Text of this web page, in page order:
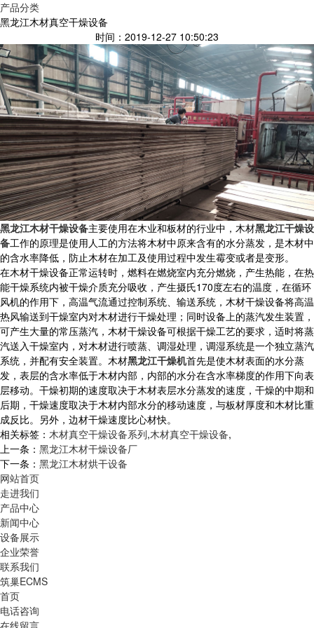
产品分类
黑龙江木材真空干燥设备
时间：2019-12-27 10:50:23
黑龙江木材干燥设备主要使用在木业和板材的行业中，木材黑龙江干燥设
备工作的原理是使用人工的方法将木材中原来含有的水分蒸发，是木材中
的含水率降低，防止木材在加工及使用过程中发生霉变或者是变形。
在木材干燥设备正常运转时，燃料在燃烧室内充分燃烧，产生热能，在热
能干燥系统内被干燥介质充分吸收，产生摄氏170度左右的温度，在循环
风机的作用下，高温气流通过控制系统、输送系统，木材干燥设备将高温
热风输送到干燥室内对木材进行干燥处理；同时设备上的蒸汽发生装置，
可产生大量的常压蒸汽，木材干燥设备可根据干燥工艺的要求，适时将蒸
汽送入干燥室内，对木材进行喷蒸、调湿处理，调湿系统是一个独立蒸汽
系统，并配有安全装置。木材黑龙江干燥机首先是使木材表面的水分蒸
发，表层的含水率低于木材内部，内部的水分在含水率梯度的作用下向表
层移动。干燥初期的速度取决于木材表层水分蒸发的速度，干燥的中期和
后期，干燥速度取决于木材内部水分的移动速度，与板材厚度和木材比重
成反比。另外，边材干燥速度比心材快。
相关标签： 木材真空干燥设备系列,木材真空干燥设备,
上一条： 黑龙江木材干燥设备厂
下一条： 黑龙江木材烘干设备
网站首页
走进我们
产品中心
新闻中心
设备展示
企业荣誉
联系我们
筑巢ECMS
首页
电话咨询
在线留言